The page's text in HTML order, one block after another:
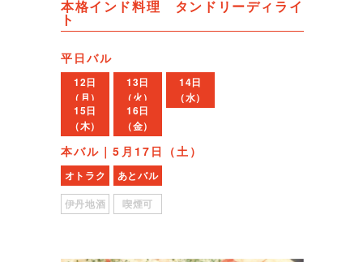
本格インド料理 タンドリーディライ
ト
平日バル
12日
（月）
13日
（火）
14日
（水）
15日
（木）
16日
（金）
本バル｜5月17日（土）
オトラク
あとバル
伊丹地酒
喫煙可